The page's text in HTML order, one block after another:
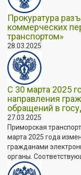
Прокуратура
коммерческих
транспортом»
28.03.2025
С 30 марта 2025
направления
обращений в
27.03.2025
Приморская
марта 2025 года
гражданами
органы.